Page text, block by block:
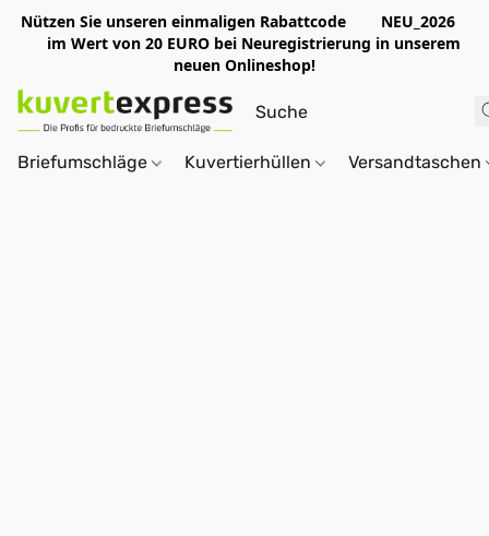
Nützen Sie unseren einmaligen Rabattcode NEU_2026
im Wert von 20 EURO bei Neuregistrierung in unserem
neuen Onlineshop!
Briefumschläge Kuvertierhüllen Versandtaschen